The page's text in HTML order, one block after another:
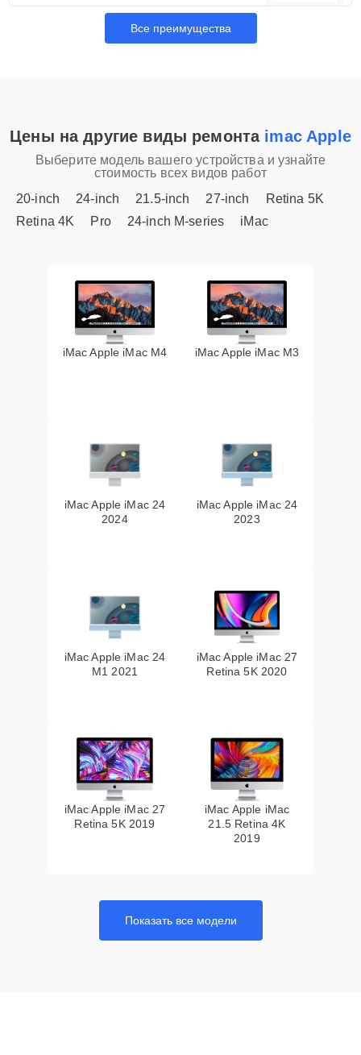
Все преимущества
Цены на другие виды ремонта imac Apple
Выберите модель вашего устройства и узнайте
стоимость всех видов работ
20-inch
24-inch 21.5-inch 27-inch
Retina 5K
Retina 4K
Pro 24-inch M-series iMac
iMac Apple iMac M4 iMac Apple iMac M3
iMac Apple iMac 24
2024
iMac Apple iMac 24
2023
iMac Apple iMac 24
M1 2021
iMac Apple iMac 27
Retina 5K 2020
iMac Apple iMac 27
Retina 5K 2019
iMac Apple iMac
21.5 Retina 4K
2019
Показать все модели